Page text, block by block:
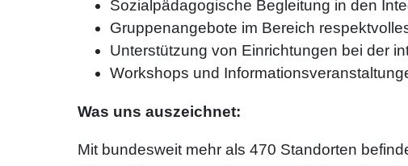
Sozialpädagogische Begleitung in den
Gruppenangebote im Bereich
Unterstützung von Einrichtungen bei der
Workshops und
Was uns auszeichnet:
Mit bundesweit mehr als 470 Standorten